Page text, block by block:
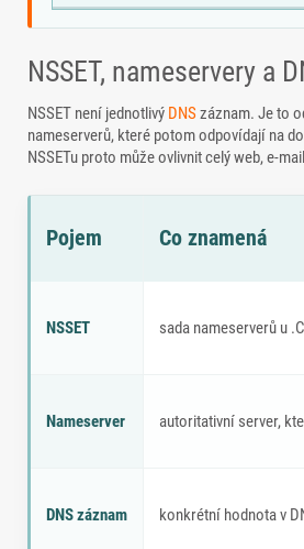
NSSET, nameservery a
NSSET není jednotlivý DNS záznam. Je to
nameserverů, které potom odpovídají na
NSSETu proto může ovlivnit celý web, e-
Pojem Co znamená
NSSET sada nameserverů u
Nameserver autoritativní server,
DNS záznam konkrétní hodnota v